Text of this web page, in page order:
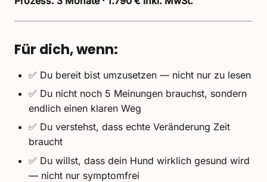
Für dich, wenn:
✅ Du bereit bist umzusetzen — nicht nur zu lesen
✅ Du nicht noch 5 Meinungen brauchst, sondern
endlich einen klaren Weg
✅ Du verstehst, dass echte Veränderung Zeit
braucht
✅ Du willst, dass dein Hund wirklich gesund wird
— nicht nur symptomfrei